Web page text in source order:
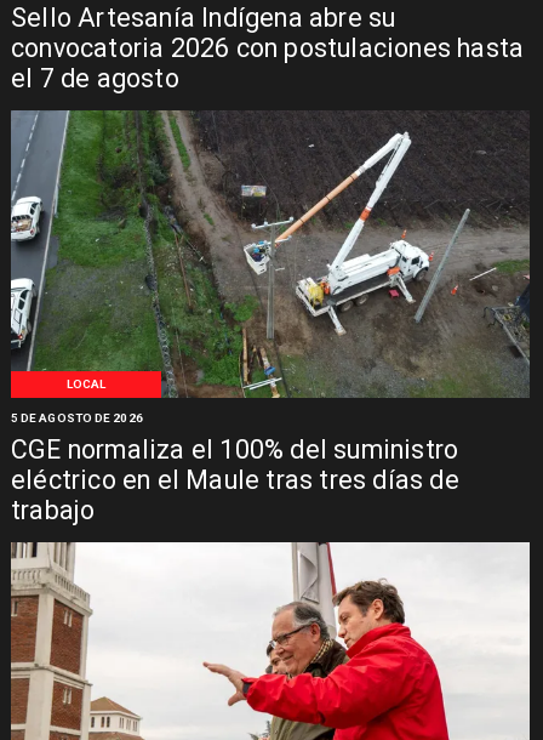
Sello Artesanía Indígena abre su
convocatoria 2026 con postulaciones hasta
el 7 de agosto
LOCAL
CGE normaliza el 100% del suministro
eléctrico en el Maule tras tres días de
trabajo
5 DE AGOSTO DE 2026